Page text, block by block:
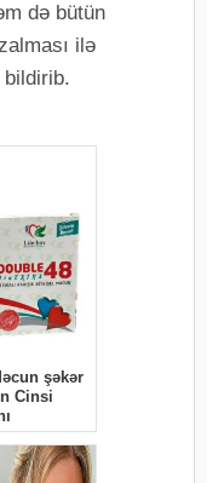
də bütün
ilə